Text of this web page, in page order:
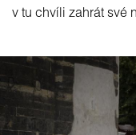
v tu chvíli zahrát své